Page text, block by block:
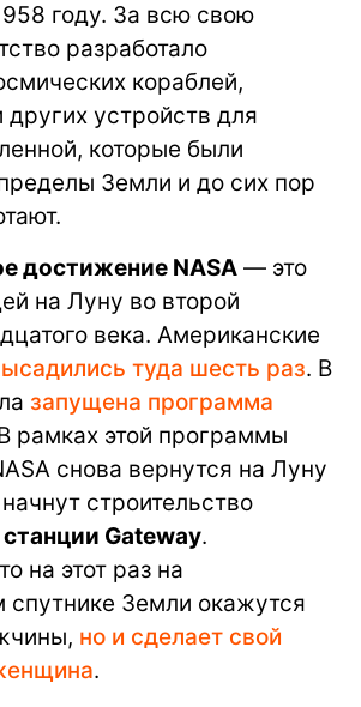
году. За всю свою
разработало
кораблей,
устройств для
которые были
Земли и до сих пор
достижение NASA — это
на Луну во второй
века. Американские
туда шесть раз. В
запущена программа
рамках этой программы
снова вернутся на Луну
строительство
Gateway.
на этот раз на
спутнике Земли окажутся
но и сделает свой
.